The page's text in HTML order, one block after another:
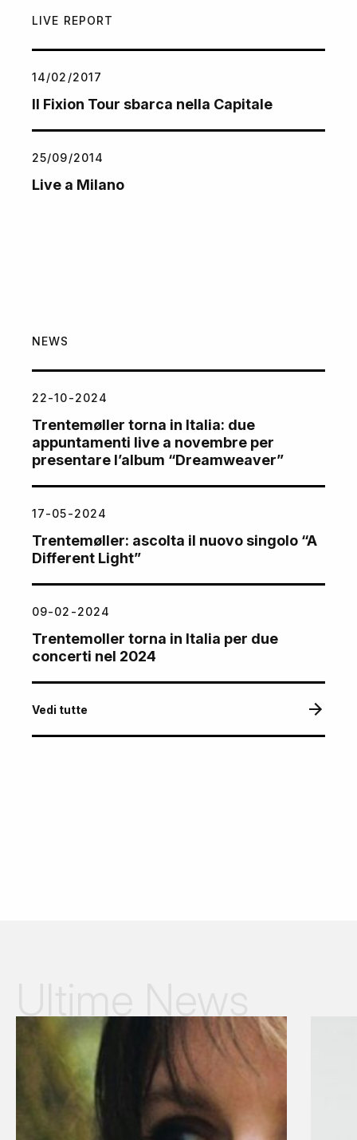
LIVE REPORT
14/02/2017
Il Fixion Tour sbarca nella Capitale
25/09/2014
Live a Milano
NEWS
22-10-2024
Trentemøller torna in Italia: due
appuntamenti live a novembre per
presentare l’album “Dreamweaver”
17-05-2024
Trentemøller: ascolta il nuovo singolo “A
Different Light”
09-02-2024
Trentemoller torna in Italia per due
concerti nel 2024
Vedi tutte